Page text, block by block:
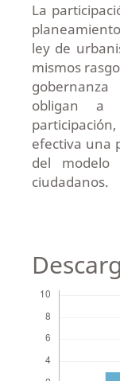
La
ley de
mismos
obligan a
efectiva una
del
ciudadanos.